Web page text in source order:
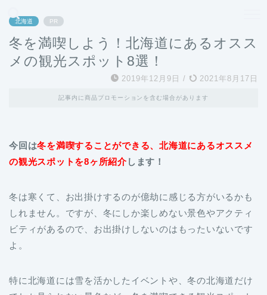
北海道 PR
冬を満喫しよう！北海道にあるオスス
メの観光スポット8選！
2019年12月9日 / 2021年8月17日
記事内に商品プロモーションを含む場合があります
今回は冬を満喫することができる、北海道にあるオススメ
の観光スポットを8ヶ所紹介します！
冬は寒くて、お出掛けするのが億劫に感じる方がいるかも
しれません。ですが、冬にしか楽しめない景色やアクティ
ビティがあるので、お出掛けしないのはもったいないです
よ。
特に北海道には雪を活かしたイベントや、冬の北海道だけ